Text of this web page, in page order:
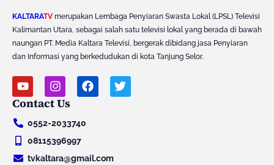
KALTARATV merupakan Lembaga Penyiaran Swasta Lokal (LPSL) Televisi
Kalimantan Utara, sebagai salah satu televisi lokal yang berada di bawah
naungan PT. Media Kaltara Televisi, bergerak dibidang jasa Penyiaran
dan Informasi yang berkedudukan di kota Tanjung Selor.
Y
o
u
u
b
I
n
s
a
g
a
F
a
k
T
w
Contact Us
0552-2033740
08115396997
tvkaltara@gmail.com